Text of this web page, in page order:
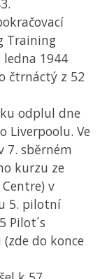
Training
ledna 1944
čtrnáctý z 52
odplul dne
Liverpoolu. Ve
7. sběrném
kurzu ze
v
5. pilotní
Pilot´s
do konce